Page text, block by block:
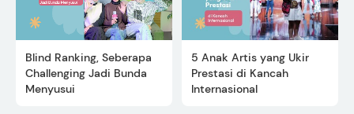
Blind Ranking, Seberapa
Challenging Jadi Bunda
Menyusui
5 Anak Artis yang Ukir
Prestasi di Kancah
Internasional